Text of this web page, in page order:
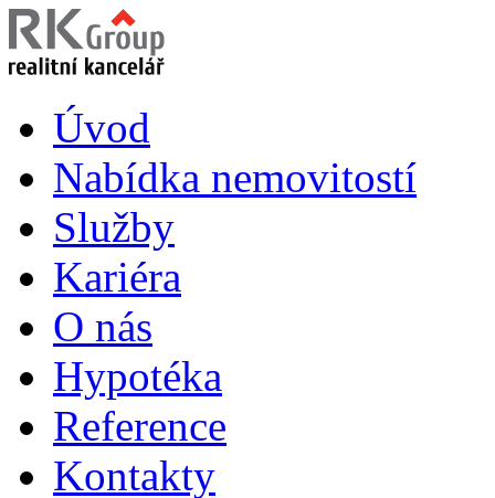
Úvod
Nabídka nemovitostí
Služby
Kariéra
O nás
Hypotéka
Reference
Kontakty